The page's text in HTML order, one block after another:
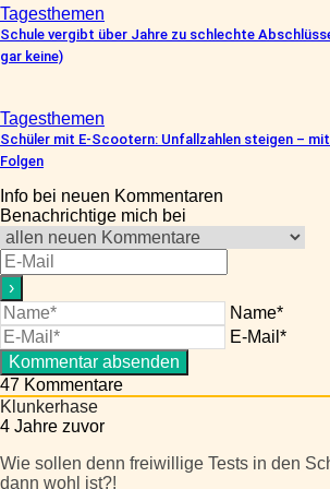
Tagesthemen
Schule vergibt über Jahre zu schlechte
gar keine)
Tagesthemen
Schüler mit E-Scootern: Unfallzahlen steigen –
Folgen
Info bei neuen Kommentaren
Benachrichtige mich bei
Name*
E-Mail*
47 Kommentare
Klunkerhase
4 Jahre zuvor
Wie sollen denn freiwillige Tests in den
dann wohl ist?!